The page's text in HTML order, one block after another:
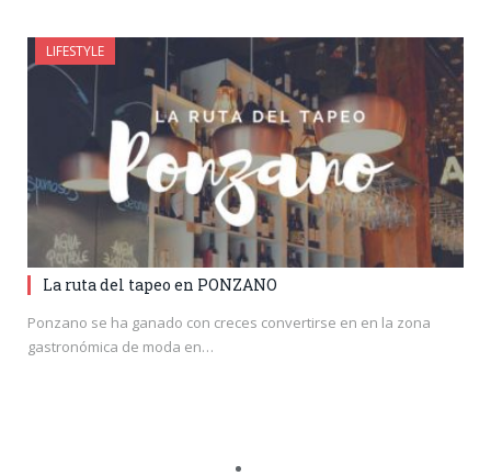
LIFESTYLE
La ruta del tapeo en PONZANO
Ponzano se ha ganado con creces convertirse en en la zona
gastronómica de moda en…